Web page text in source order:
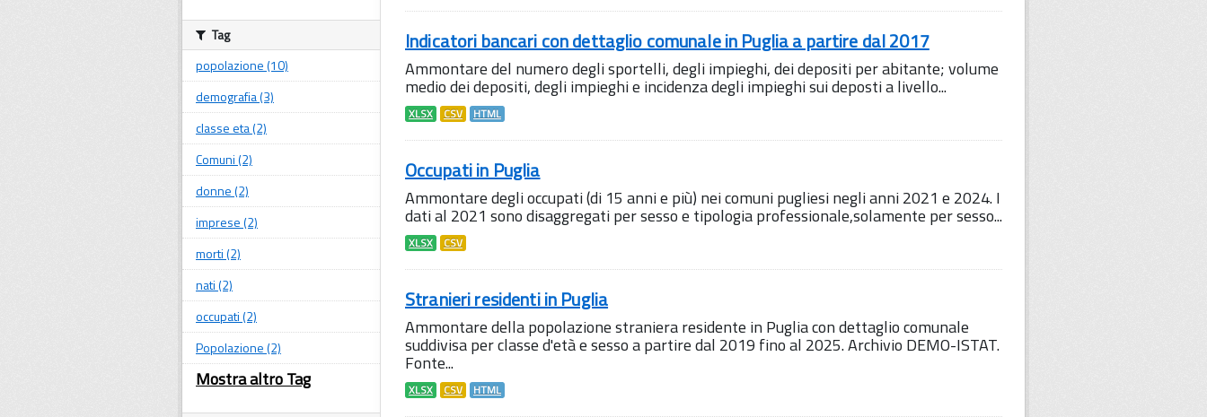
Indicatori bancari con dettaglio comunale in Puglia a partire dal 2017
Ammontare del numero degli sportelli, degli impieghi, dei depositi per abitante; volume
medio dei depositi, degli impieghi e incidenza degli impieghi sui deposti a livello...
XLSX CSV HTML
Occupati in Puglia
Ammontare degli occupati (di 15 anni e più) nei comuni pugliesi negli anni 2021 e 2024. I
dati al 2021 sono disaggregati per sesso e tipologia professionale,solamente per sesso...
XLSX CSV
Stranieri residenti in Puglia
Ammontare della popolazione straniera residente in Puglia con dettaglio comunale
suddivisa per classe d'età e sesso a partire dal 2019 fino al 2025. Archivio DEMO-ISTAT.
Fonte...
XLSX CSV HTML
Tag
popolazione (10)
demografia (3)
classe eta (2)
Comuni (2)
donne (2)
imprese (2)
morti (2)
nati (2)
occupati (2)
Popolazione (2)
Mostra altro Tag